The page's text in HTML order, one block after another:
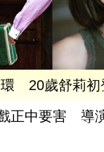
20歲舒莉初
正中要害 導